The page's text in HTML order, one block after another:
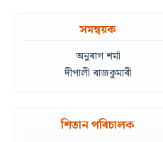
সমন্বয়ক
অনুৰাগ শৰ্মা
দীপালী ৰাজকুমাৰী
শিতান পৰিচালক